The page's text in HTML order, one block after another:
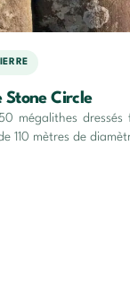
Stone Circle
mégalithes dressés
110 mètres de